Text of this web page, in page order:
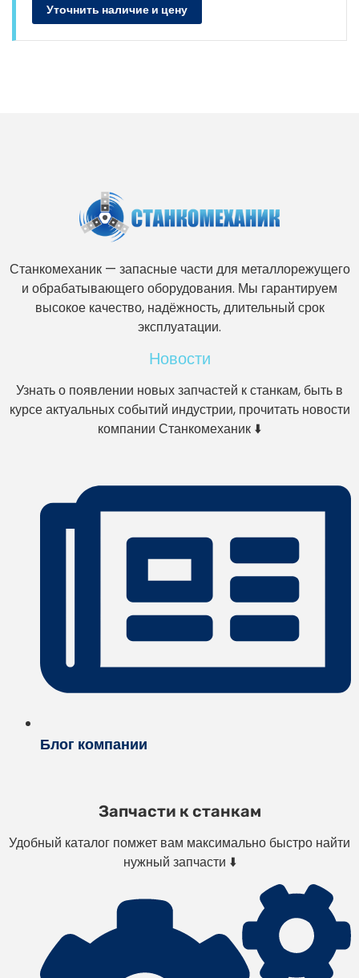
Уточнить наличие и цену
Станкомеханик — запасные части для металлорежущего
и обрабатывающего оборудования. Мы гарантируем
высокое качество, надёжность, длительный срок
эксплуатации.
Новости
Узнать о появлении новых запчастей к станкам, быть в
курсе актуальных событий индустрии, прочитать новости
компании Станкомеханик ⬇️
Блог компании
Запчасти к станкам
Удобный каталог помжет вам максимально быстро найти
нужный запчасти ⬇️